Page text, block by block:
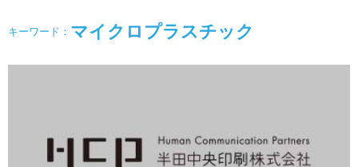
キーワード： マイクロプラスチック